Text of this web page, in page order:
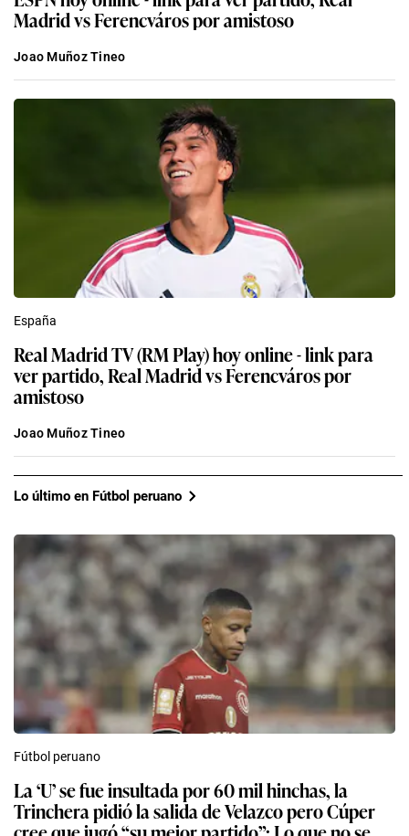
Madrid vs Ferencváros por amistoso
Joao Muñoz Tineo
España
Real Madrid TV (RM Play) hoy online - link para
ver partido, Real Madrid vs Ferencváros por
amistoso
Joao Muñoz Tineo
Lo último en Fútbol peruano
Fútbol peruano
La ‘U’ se fue insultada por 60 mil hinchas, la
Trinchera pidió la salida de Velazco pero Cúper